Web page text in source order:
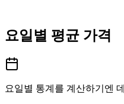
요일별 평균 가격
요일별 통계를 계산하기엔